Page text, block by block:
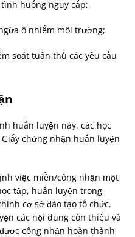
huống nguy cấp;
ô nhiễm môi trường;
soát tuân thủ các yêu cầu
huấn luyện này, các học
chứng nhận huấn luyện
việc miễn/công nhận một
tập, huấn luyện trong
cơ sở đào tạo tổ chức.
các nội dung còn thiếu và
công nhận hoàn thành